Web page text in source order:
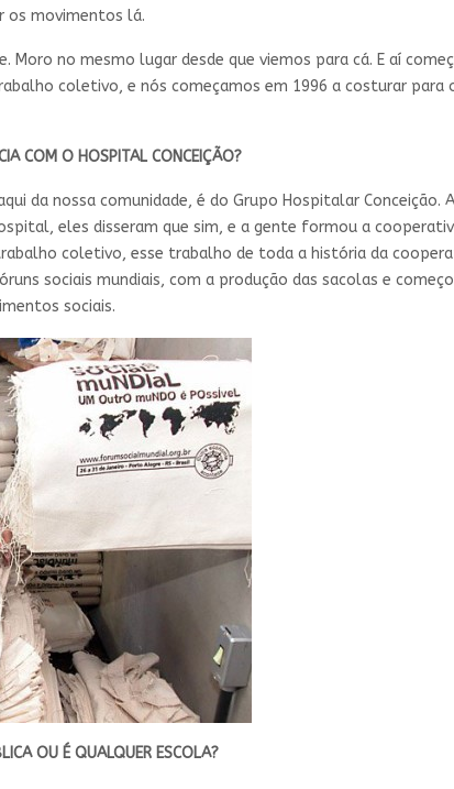
os movimentos lá.
Moro no mesmo lugar desde que viemos para cá. E aí
coletivo, e nós começamos em 1996 a costurar
COM O HOSPITAL CONCEIÇÃO?
da nossa comunidade, é do Grupo Hospitalar
eles disseram que sim, e a gente formou a
coletivo, esse trabalho de toda a história da
sociais mundiais, com a produção das sacolas e
sociais.
OU É QUALQUER ESCOLA?